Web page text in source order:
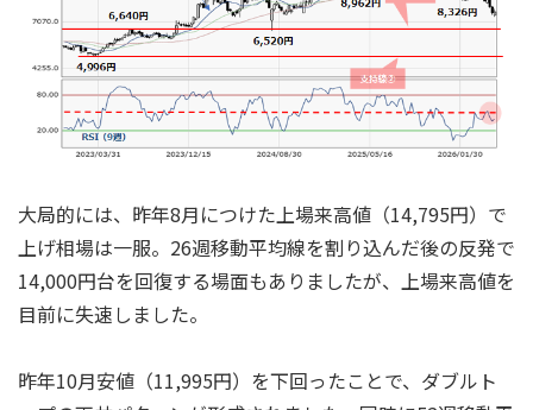
大局的には、昨年8月につけた上場来高値（14,795円）で
上げ相場は一服。26週移動平均線を割り込んだ後の反発で
14,000円台を回復する場面もありましたが、上場来高値を
目前に失速しました。
昨年10月安値（11,995円）を下回ったことで、ダブルト